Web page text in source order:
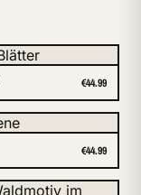
€44.99
€44.99